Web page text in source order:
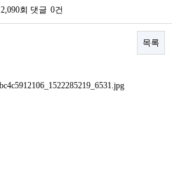
2,090회 댓글 0건
목록